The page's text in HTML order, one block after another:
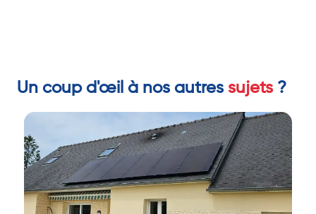
Un coup d'œil à nos autres sujets ?